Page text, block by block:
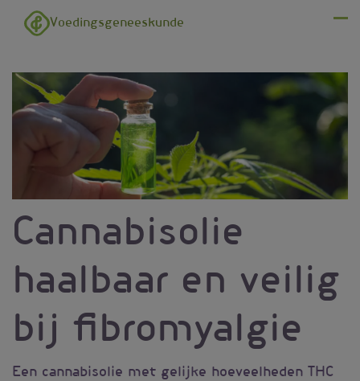
Overslaan en naar de inhoud gaan
Voedingsgeneeskunde
Cannabisolie
haalbaar en veilig
bij fibromyalgie
Een cannabisolie met gelijke hoeveelheden THC